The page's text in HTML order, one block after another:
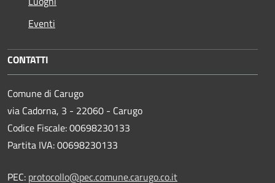
Eventi
CONTATTI
Comune di Carugo
via Cadorna, 3 - 22060 - Carugo
Codice Fiscale: 00698230133
Partita IVA: 00698230133
PEC: protocollo@pec.comune.carugo.co.it